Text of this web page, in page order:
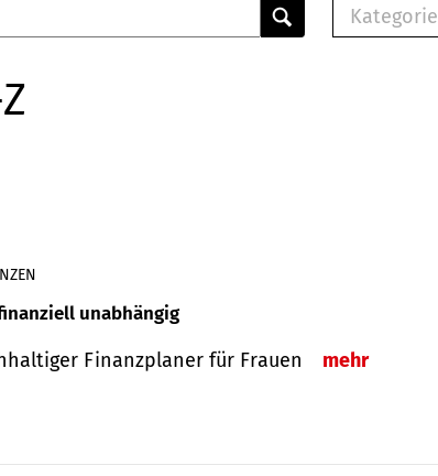
Kategorie
unabhängig
Finanzplaner für Frauen mehr